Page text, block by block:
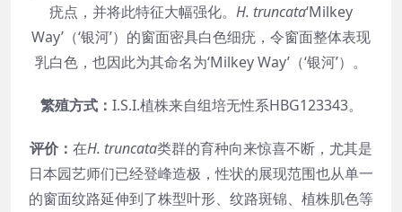
疣点，并将此特征大幅强化。 H. truncata‘Milkey
Way’（‘银河’）的窗面密具白色细疣，令窗面整体表现
乳白色，也因此为其命名为‘Milkey Way’（‘银河’）。
繁殖方式： I.S.I.植株来自组培无性系HBG123343。
评价： 在H. truncata类群的育种向来惊喜不断，尤其是
日本园艺师们已经登峰造极，性状的展现范围也从单一
的窗面纹路延伸到了株型叶形、纹路斑锦、植株肌色等